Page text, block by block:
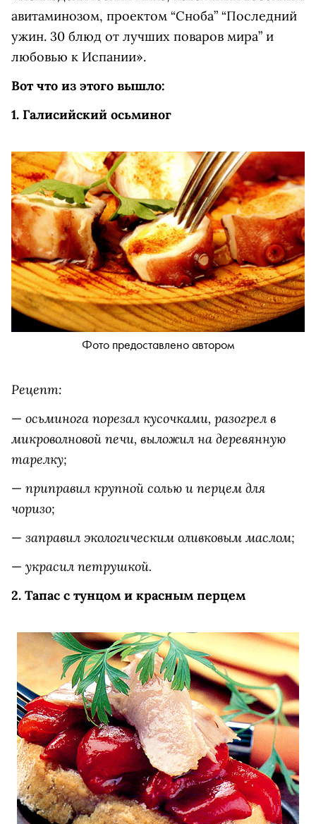
авитаминозом, проектом “Сноба” “Последний
ужин. 30 блюд от лучших поваров мира” и
любовью к Испании».
Вот что из этого вышло:
1. Галисийский осьминог
Фото предоставлено автором
Рецепт:
— осьминога порезал кусочками, разогрел в
микроволновой печи, выложил на деревянную
тарелку;
— приправил крупной солью и перцем для
чоризо;
— заправил экологическим оливковым маслом;
— украсил петрушкой.
2. Тапас с тунцом и красным перцем